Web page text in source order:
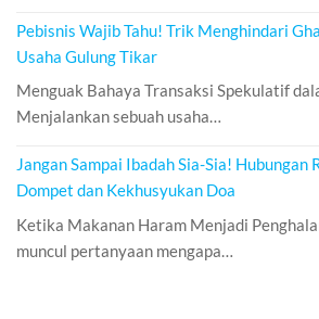
Pebisnis Wajib Tahu! Trik Menghindari
Usaha Gulung Tikar
Menguak Bahaya Transaksi Spekulatif
Menjalankan sebuah usaha…
Jangan Sampai Ibadah Sia-Sia! Hubungan
Dompet dan Kekhusyukan Doa
Ketika Makanan Haram Menjadi
muncul pertanyaan mengapa…